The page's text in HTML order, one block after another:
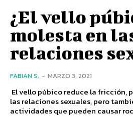
¿El vello
molesta en
relaciones
FABIAN S. - MARZO 3, 2021
El vello púbico reduce la fricción,
las relaciones sexuales, pero
actividades que pueden causar